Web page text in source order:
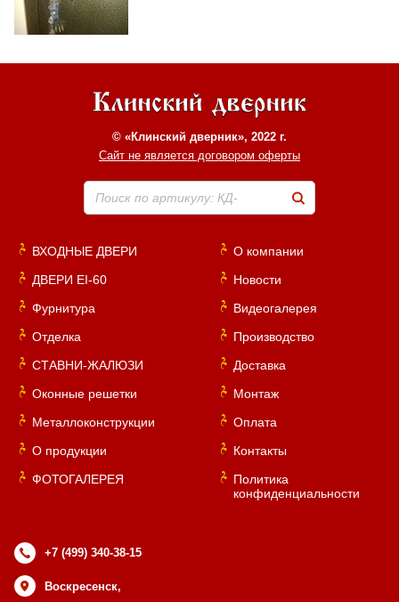
© «Клинский дверник», 2022 г.
Сайт не является договором оферты
Поиск по артикулу: КД-
ВХОДНЫЕ ДВЕРИ
ДВЕРИ EI-60
Фурнитура
Отделка
СТАВНИ-ЖАЛЮЗИ
Оконные решетки
Металлоконструкции
О продукции
ФОТОГАЛЕРЕЯ
О компании
Новости
Видеогалерея
Производство
Доставка
Монтаж
Оплата
Контакты
Политика
конфиденциальности
+7 (499) 340-38-15
Воскресенск,